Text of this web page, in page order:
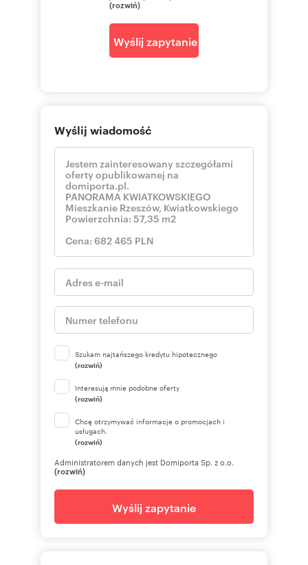
(rozwiń)
Wyślij zapytanie
Wyślij wiadomość
Szukam najtańszego kredytu hipotecznego
(rozwiń)
Interesują mnie podobne oferty
(rozwiń)
Chcę otrzymywać informacje o promocjach i
usługach.
(rozwiń)
Administratorem danych jest Domiporta Sp. z o.o.
(rozwiń)
Wyślij zapytanie